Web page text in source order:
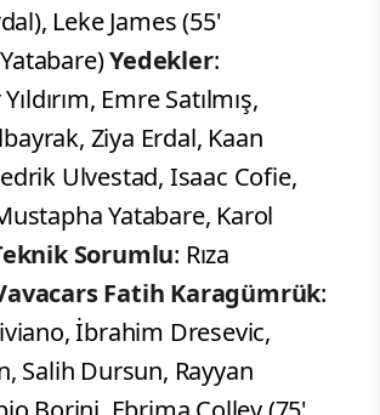
Leke James (55'
Yedekler:
Emre Satılmış,
Ziya Erdal, Kaan
Ulvestad, Isaac Cofie,
Yatabare, Karol
Sorumlu: Rıza
Fatih Karagümrük:
İbrahim Dresevic,
Salih Dursun, Rayyan